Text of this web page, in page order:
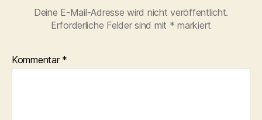
Deine E-Mail-Adresse wird nicht veröffentlicht.
Erforderliche Felder sind mit * markiert
Kommentar *